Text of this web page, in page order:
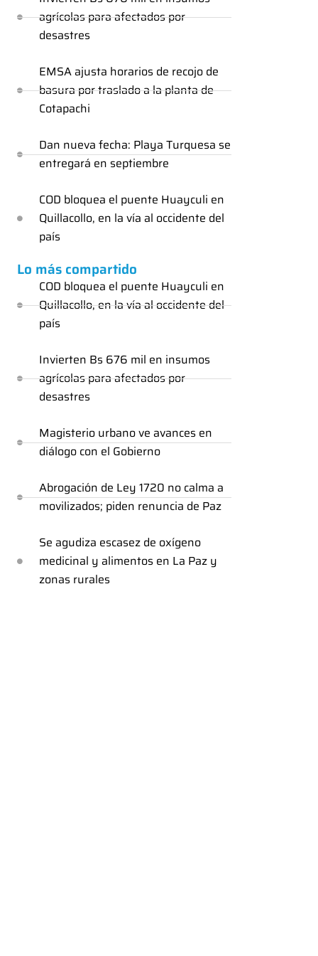
agrícolas para afectados por
desastres
EMSA ajusta horarios de recojo de
basura por traslado a la planta de
Cotapachi
Dan nueva fecha: Playa Turquesa se
entregará en septiembre
COD bloquea el puente Huayculi en
Quillacollo, en la vía al occidente del
país
Lo más compartido
COD bloquea el puente Huayculi en
Quillacollo, en la vía al occidente del
país
Invierten Bs 676 mil en insumos
agrícolas para afectados por
desastres
Magisterio urbano ve avances en
diálogo con el Gobierno
Abrogación de Ley 1720 no calma a
movilizados; piden renuncia de Paz
Se agudiza escasez de oxígeno
medicinal y alimentos en La Paz y
zonas rurales